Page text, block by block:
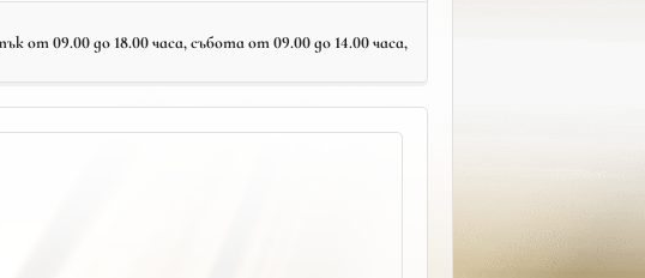
от 09.00 до 18.00 часа, събота от 09.00 до 14.00 часа,